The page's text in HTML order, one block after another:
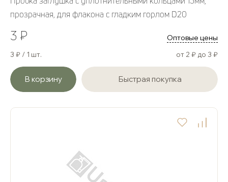
прозрачная, для флакона с гладким горлом D20
3 ₽ Оптовые цены
3 ₽ / 1 шт. от 2 ₽ до 3 ₽
В корзину Быстрая покупка